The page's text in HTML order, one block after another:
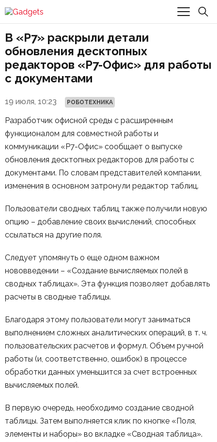
В «Р7» раскрыли детали
обновления десктопных
редакторов «Р7-Офис» для работы
с документами
19 июля, 10:23 РОБОТЕХНИКА
Разработчик офисной среды с расширенным
функционалом для совместной работы и
коммуникации «Р7-Офис» сообщает о выпуске
обновления десктопных редакторов для работы с
документами. По словам представителей компании,
изменения в основном затронули редактор таблиц.
Пользователи сводных таблиц также получили новую
опцию – добавление своих вычислений, способных
ссылаться на другие поля.
Следует упомянуть о еще одном важном
нововведении – «Создание вычисляемых полей в
сводных таблицах». Эта функция позволяет добавлять
расчеты в сводные таблицы.
Благодаря этому пользователи могут заниматься
выполнением сложных аналитических операций, в т. ч.
пользовательских расчетов и формул. Объем ручной
работы (и, соответственно, ошибок) в процессе
обработки данных уменьшится за счет встроенных
вычисляемых полей.
В первую очередь, необходимо создание сводной
таблицы. Затем выполняется клик по кнопке «Поля,
элементы и наборы» во вкладке «Сводная таблица».